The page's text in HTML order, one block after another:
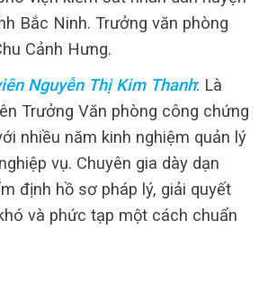
Bắc Ninh. Trưởng văn phòng
Cảnh Hưng.
Nguyễn Thị Kim Thanh: Là
Trưởng Văn phòng công chứng
nhiều năm kinh nghiệm quản lý
vụ. Chuyên gia dày dạn
định hồ sơ pháp lý, giải quyết
và phức tạp một cách chuẩn